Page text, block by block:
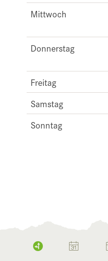
Mittwoch
Donnerstag
Freitag
Samstag
Sonntag